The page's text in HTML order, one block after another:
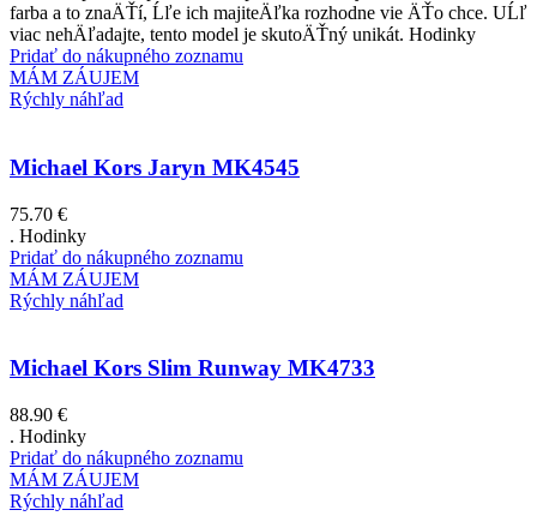
farba a to znaÄŤí, Ĺľe ich majiteÄľka rozhodne vie ÄŤo chce. UĹľ
viac nehÄľadajte, tento model je skutoÄŤný unikát. Hodinky
Pridať do nákupného zoznamu
MÁM ZÁUJEM
Rýchly náhľad
Michael Kors Jaryn MK4545
75.70 €
. Hodinky
Pridať do nákupného zoznamu
MÁM ZÁUJEM
Rýchly náhľad
Michael Kors Slim Runway MK4733
88.90 €
. Hodinky
Pridať do nákupného zoznamu
MÁM ZÁUJEM
Rýchly náhľad